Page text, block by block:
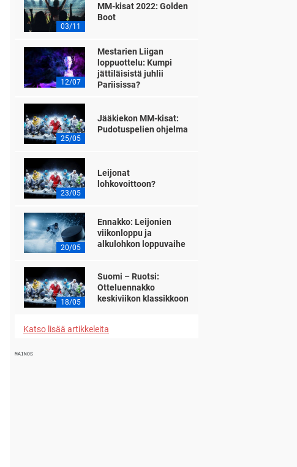
03/11
MM-kisat 2022: Golden
Boot
12/07
Mestarien Liigan
loppuottelu: Kumpi
jättiläisistä juhlii
Pariisissa?
25/05
Jääkiekon MM-kisat:
Pudotuspelien ohjelma
23/05
Leijonat
lohkovoittoon?
20/05
Ennakko: Leijonien
viikonloppu ja
alkulohkon loppuvaihe
18/05
Suomi – Ruotsi:
Otteluennakko
keskiviikon klassikkoon
Katso lisää artikkeleita
MAINOS